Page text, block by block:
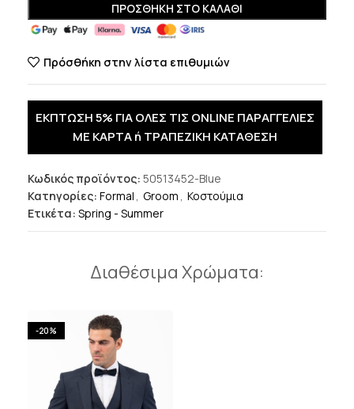
ΠΡΟΣΘΉΚΗ ΣΤΟ ΚΑΛΆΘΙ
Πρόσθήκη στην λίστα επιθυμιών
ΕΚΠΤΩΣΗ 5% ΓΙΑ ΟΛΕΣ ΤΙΣ ONLINE ΠΑΡΑΓΓΕΛΙΕΣ
ΜΕ ΚΑΡΤΑ ή ΤΡΑΠΕΖΙΚΗ ΚΑΤΑΘΕΣΗ
Κωδικός προϊόντος: 50513452-Blue
Κατηγορίες: Formal , Groom , Κοστούμια
Ετικέτα: Spring - Summer
Διαθέσιμα Χρώματα:
-20%